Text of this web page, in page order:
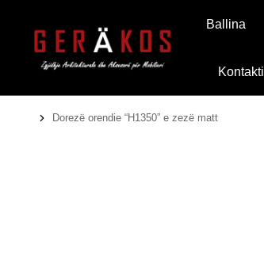
Ballina
Kontakti
You are here:
Dorezë orendie “H1350” e zezë matt